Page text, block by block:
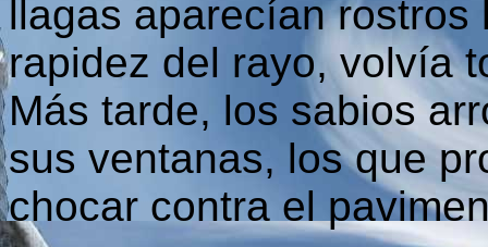
llagas aparecían
rapidez del rayo, volvía
Más tarde, los sabios
sus ventanas, los que
chocar contra el